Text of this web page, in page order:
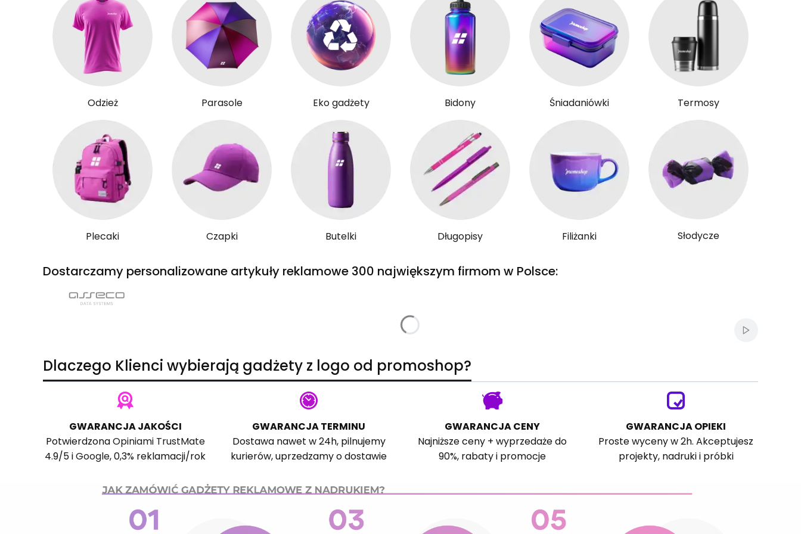
Odzież Parasole Eko gadżety Bidony Śniadaniówki Termosy
Plecaki Czapki Butelki Długopisy Filiżanki Słodycze
Dostarczamy personalizowane artykuły reklamowe 300 największym firmom w Polsce:
Włącz
Dlaczego Klienci wybierają gadżety z logo od promoshop?
GWARANCJA JAKOŚCI
PotwierdzonaOpiniami TrustMate
4.9/5 iGoogle, 0,3% reklamacji/rok
GWARANCJA TERMINU
Dostawa nawet w 24h, pilnujemy
kurierów, uprzedzamy o dostawie
GWARANCJA CENY
Najniższe ceny + wyprzedaże do
90%, rabaty i promocje
GWARANCJA OPIEKI
Proste wyceny w 2h. Akceptujesz
projekty, nadruki i próbki